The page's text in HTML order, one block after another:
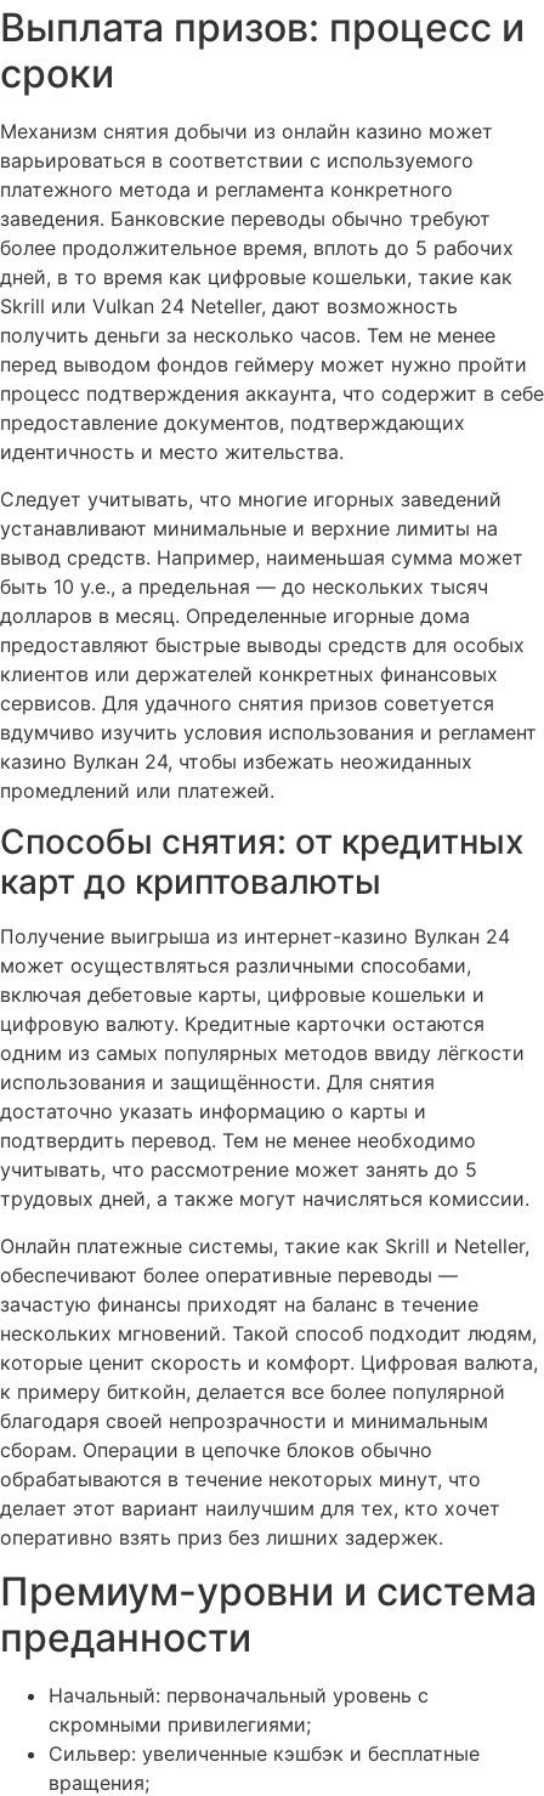
Выплата призов: процесс и
сроки
Механизм снятия добычи из онлайн казино может
варьироваться в соответствии с используемого
платежного метода и регламента конкретного
заведения. Банковские переводы обычно требуют
более продолжительное время, вплоть до 5 рабочих
дней, в то время как цифровые кошельки, такие как
Skrill или Vulkan 24 Neteller, дают возможность
получить деньги за несколько часов. Тем не менее
перед выводом фондов геймеру может нужно пройти
процесс подтверждения аккаунта, что содержит в себе
предоставление документов, подтверждающих
идентичность и место жительства.
Следует учитывать, что многие игорных заведений
устанавливают минимальные и верхние лимиты на
вывод средств. Например, наименьшая сумма может
быть 10 у.е., а предельная — до нескольких тысяч
долларов в месяц. Определенные игорные дома
предоставляют быстрые выводы средств для особых
клиентов или держателей конкретных финансовых
сервисов. Для удачного снятия призов советуется
вдумчиво изучить условия использования и регламент
казино Вулкан 24, чтобы избежать неожиданных
промедлений или платежей.
Способы снятия: от кредитных
карт до криптовалюты
Получение выигрыша из интернет-казино Вулкан 24
может осуществляться различными способами,
включая дебетовые карты, цифровые кошельки и
цифровую валюту. Кредитные карточки остаются
одним из самых популярных методов ввиду лёгкости
использования и защищённости. Для снятия
достаточно указать информацию о карты и
подтвердить перевод. Тем не менее необходимо
учитывать, что рассмотрение может занять до 5
трудовых дней, а также могут начисляться комиссии.
Онлайн платежные системы, такие как Skrill и Neteller,
обеспечивают более оперативные переводы —
зачастую финансы приходят на баланс в течение
нескольких мгновений. Такой способ подходит людям,
которые ценит скорость и комфорт. Цифровая валюта,
к примеру биткойн, делается все более популярной
благодаря своей непрозрачности и минимальным
сборам. Операции в цепочке блоков обычно
обрабатываются в течение некоторых минут, что
делает этот вариант наилучшим для тех, кто хочет
оперативно взять приз без лишних задержек.
Премиум-уровни и система
преданности
Начальный: первоначальный уровень с
скромными привилегиями;
Сильвер: увеличенные кэшбэк и бесплатные
вращения;